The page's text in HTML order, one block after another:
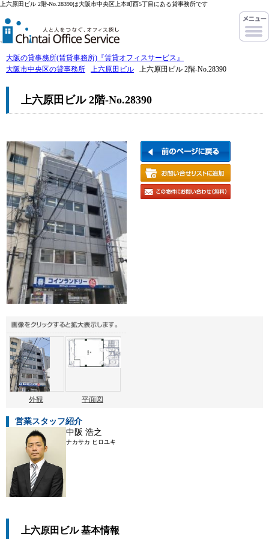
上六原田ビル 2階-No.28390は大阪市中央区上本町西5丁目にある貸事務所です
大阪の貸事務所(賃貸事務所)『賃貸オフィスサービス』
大阪市中央区の貸事務所
上六原田ビル 上六原田ビル 2階-No.28390
上六原田ビル 2階-No.28390
外観 平面図
営業スタッフ紹介
中阪 浩之
ナカサカ ヒロユキ
上六原田ビル 基本情報